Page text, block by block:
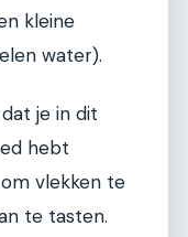
kleine
water).
je in dit
hebt
vlekken te
te tasten.